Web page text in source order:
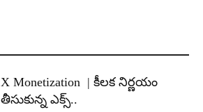
X Monetization | కీలక నిర్ణయం
తీసుకున్న ఎక్స్..